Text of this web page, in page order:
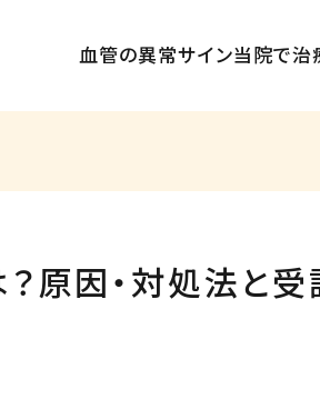
血管の異常サイン当院で治
原因・対処法と受